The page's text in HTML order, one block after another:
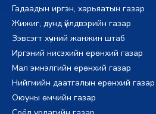
Гадаадын иргэн, харьяатын газар
Жижиг, дунд үйлдвэрийн газар
Зэвсэгт хүчний жанжин штаб
Иргэний нисэхийн ерөнхий газар
Мал эмнэлгийн ерөнхий газар
Нийгмийн даатгалын ерөнхий газар
Оюуны өмчийн газар